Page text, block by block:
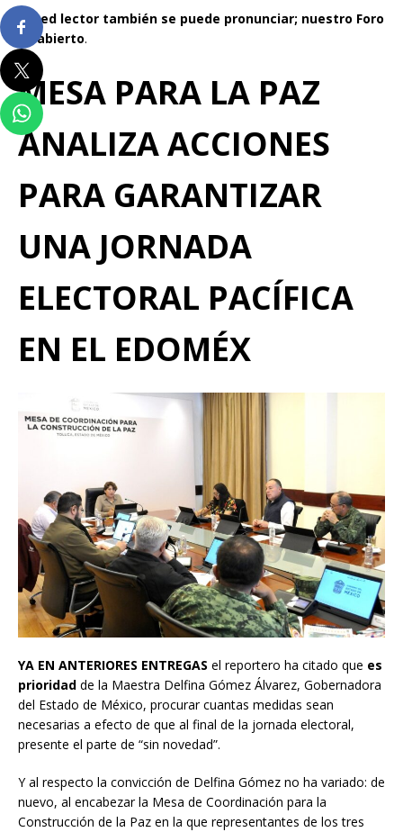
Usted lector también se puede pronunciar; nuestro Foro
es abierto.
MESA PARA LA PAZ
ANALIZA ACCIONES
PARA GARANTIZAR
UNA JORNADA
ELECTORAL PACÍFICA
EN EL EDOMÉX
YA EN ANTERIORES ENTREGAS el reportero ha citado que es
prioridad de la Maestra Delfina Gómez Álvarez, Gobernadora
del Estado de México, procurar cuantas medidas sean
necesarias a efecto de que al final de la jornada electoral,
presente el parte de “sin novedad”.
Y al respecto la convicción de Delfina Gómez no ha variado: de
nuevo, al encabezar la Mesa de Coordinación para la
Construcción de la Paz en la que representantes de los tres